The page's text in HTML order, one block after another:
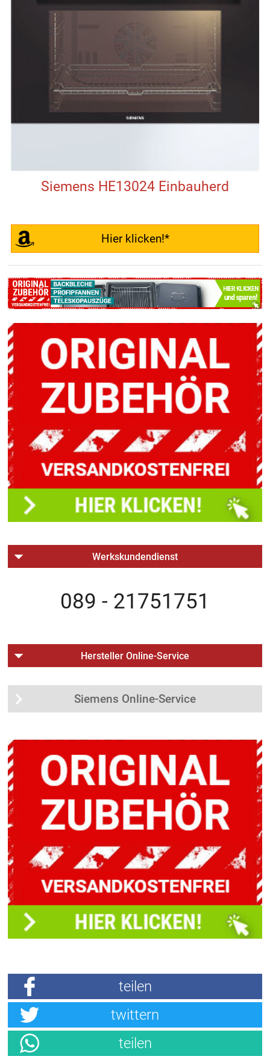
Siemens HE13024 Einbauherd
Hier klicken!*
Werkskundendienst
089 - 21751751
Hersteller Online-Service
Siemens Online-Service
teilen
twittern
teilen